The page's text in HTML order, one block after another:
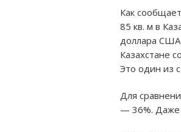
Как
85 кв. м в
доллара
Казахстане
Это один из
Для
— 36%. Даже